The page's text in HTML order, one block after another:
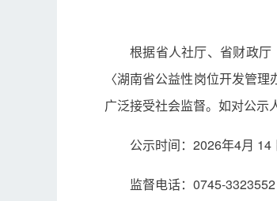
根据省人社厅、省财政
〈湖南省公益性岗位开发管
广泛接受社会监督。如对公示
公示时间：2026年4月 14
监督电话：0745-3323552